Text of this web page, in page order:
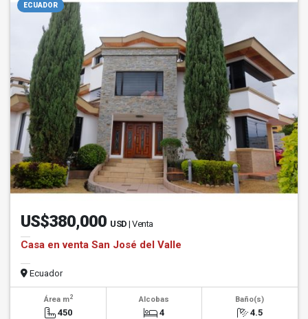
ECUADOR
US$380,000 USD | Venta
Casa en venta San José del Valle
Ecuador
Área m2
450
Alcobas
4
Baño(s)
4.5